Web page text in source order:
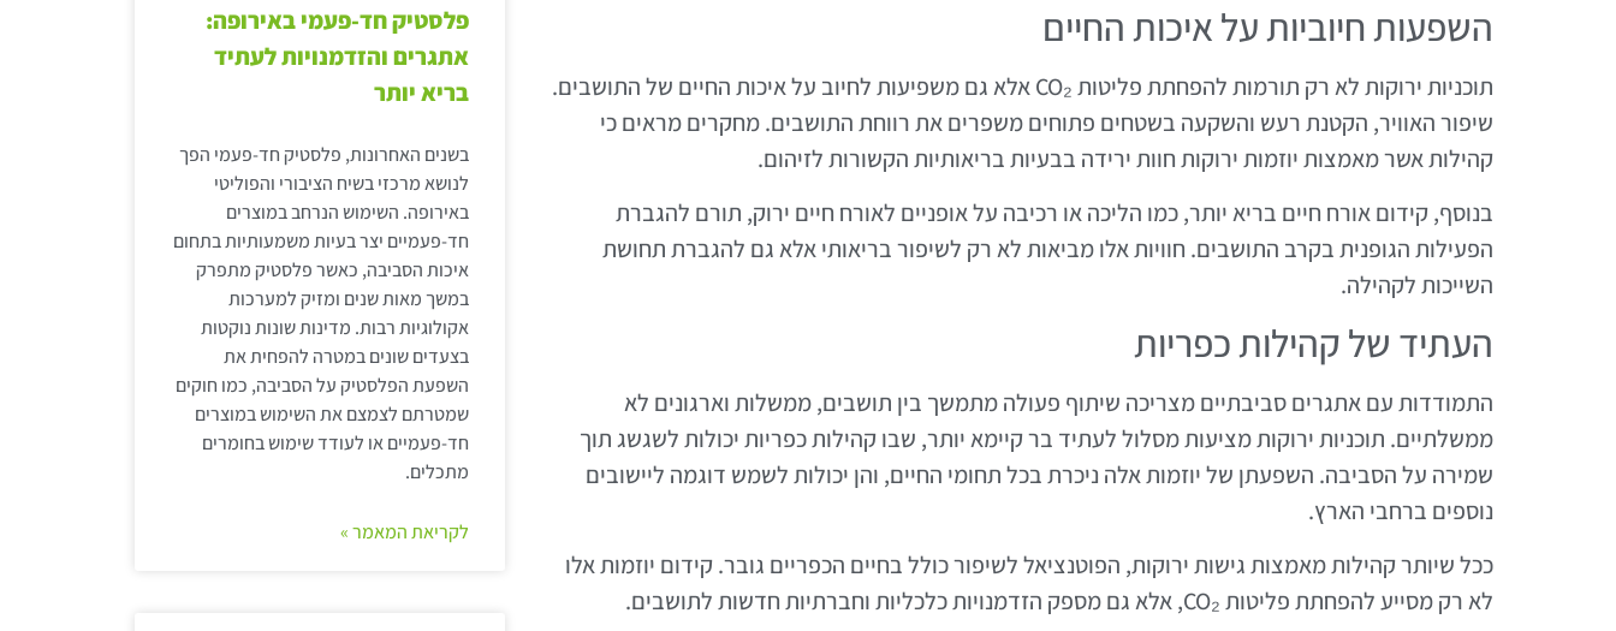
השפעות חיוביות על איכות החיים
תוכניות ירוקות לא רק תורמות להפחתת פליטות CO₂ אלא גם משפיעות לחיוב על איכות החיים של התושבים.
שיפור האוויר, הקטנת רעש והשקעה בשטחים פתוחים משפרים את רווחת התושבים. מחקרים מראים כי
קהילות אשר מאמצות יוזמות ירוקות חוות ירידה בבעיות בריאותיות הקשורות לזיהום.
בנוסף, קידום אורח חיים בריא יותר, כמו הליכה או רכיבה על אופניים לאורח חיים ירוק, תורם להגברת
הפעילות הגופנית בקרב התושבים. חוויות אלו מביאות לא רק לשיפור בריאותי אלא גם להגברת תחושת
השייכות לקהילה.
העתיד של קהילות כפריות
התמודדות עם אתגרים סביבתיים מצריכה שיתוף פעולה מתמשך בין תושבים, ממשלות וארגונים לא
ממשלתיים. תוכניות ירוקות מציעות מסלול לעתיד בר קיימא יותר, שבו קהילות כפריות יכולות לשגשג תוך
שמירה על הסביבה. השפעתן של יוזמות אלה ניכרת בכל תחומי החיים, והן יכולות לשמש דוגמה ליישובים
נוספים ברחבי הארץ.
ככל שיותר קהילות מאמצות גישות ירוקות, הפוטנציאל לשיפור כולל בחיים הכפריים גובר. קידום יוזמות אלו
לא רק מסייע להפחתת פליטות CO₂, אלא גם מספק הזדמנויות כלכליות וחברתיות חדשות לתושבים.
פלסטיק חד-פעמי באירופה:
אתגרים והזדמנויות לעתיד
בריא יותר
בשנים האחרונות, פלסטיק חד-פעמי הפך
לנושא מרכזי בשיח הציבורי והפוליטי
באירופה. השימוש הנרחב במוצרים
חד-פעמיים יצר בעיות משמעותיות בתחום
איכות הסביבה, כאשר פלסטיק מתפרק
במשך מאות שנים ומזיק למערכות
אקולוגיות רבות. מדינות שונות נוקטות
בצעדים שונים במטרה להפחית את
השפעת הפלסטיק על הסביבה, כמו חוקים
שמטרתם לצמצם את השימוש במוצרים
חד-פעמיים או לעודד שימוש בחומרים
מתכלים.
לקריאת המאמר »